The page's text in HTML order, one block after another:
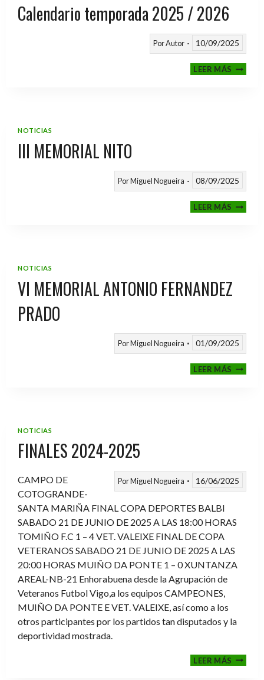
Calendario temporada 2025 / 2026
PorAutor 10/09/2025
LEER MÁS
NOTICIAS
III MEMORIAL NITO
PorMiguel Nogueira 08/09/2025
LEER MÁSIII
NOTICIAS
VI MEMORIAL ANTONIO FERNANDEZ
PRADO
PorMiguel Nogueira 01/09/2025
LEER MÁSVI
NOTICIAS
FINALES 2024-2025
PorMiguel Nogueira 16/06/2025
CAMPO DE
COTOGRANDE-
SANTA MARIÑA FINAL COPA DEPORTES BALBI
SABADO 21 DE JUNIO DE 2025 A LAS 18:00 HORAS
TOMIÑO F.C 1 – 4 VET. VALEIXE FINAL DE COPA
VETERANOS SABADO 21 DE JUNIO DE 2025 A LAS
20:00 HORAS MUIÑO DA PONTE 1 – 0 XUNTANZA
AREAL-NB-21 Enhorabuena desde la Agrupación de
Veteranos Futbol Vigo,a los equipos CAMPEONES,
MUIÑO DA PONTE E VET. VALEIXE, así como a los
otros participantes por los partidos tan disputados y la
deportividad mostrada.
LEER MÁS
2024-